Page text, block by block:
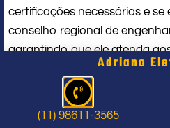
certificações necessárias e
conselho regional de
garantindo que ele atenda
Quais são os
Adriano
(11) 98611-3565